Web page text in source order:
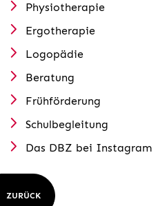
Physiotherapie
Ergotherapie
Logopädie
Beratung
Frühförderung
Schulbegleitung
Das DBZ bei Instagram
ZURÜCK